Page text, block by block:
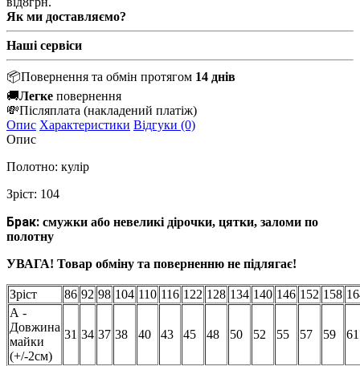
Як ми доставляємо?
Наші сервіси
📦Повернення та обмін протягом 14 днів
🚚Легке повернення
💸Післяплата (накладений платіж)
Опис Характеристики Відгуки (0)
Опис
Полотно: кулір
Зріст: 104
Брак: смужки або невеликі дірочки, цятки, заломи по
полотну
УВАГА! Товар обміну та поверненню не підлягає!
Зріст 86 92 98 104 110 116 122 128 134 140 146 152 158
А -
Довжина
майки
(+/-2см)
31 34 37 38 40 43 45 48 50 52 55 57 59 61